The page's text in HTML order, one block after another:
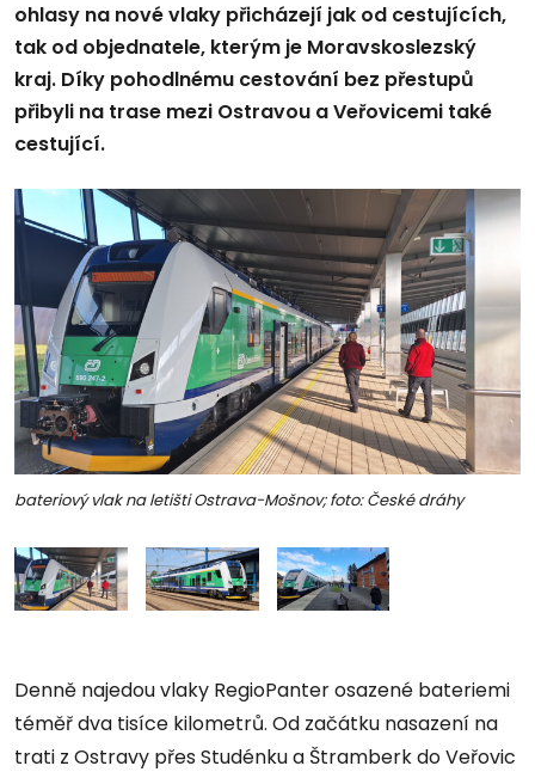
ohlasy na nové vlaky přicházejí jak od cestujících,
tak od objednatele, kterým je Moravskoslezský
kraj. Díky pohodlnému cestování bez přestupů
přibyli na trase mezi Ostravou a Veřovicemi také
cestující.
bateriový vlak na letišti Ostrava-Mošnov; foto: České dráhy
Denně najedou vlaky RegioPanter osazené bateriemi
téměř dva tisíce kilometrů. Od začátku nasazení na
trati z Ostravy přes Studénku a Štramberk do Veřovic